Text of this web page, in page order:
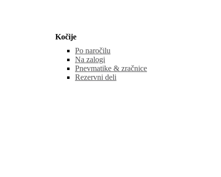
Kočije
Po naročilu
Na zalogi
Pnevmatike & zračnice
Rezervni deli